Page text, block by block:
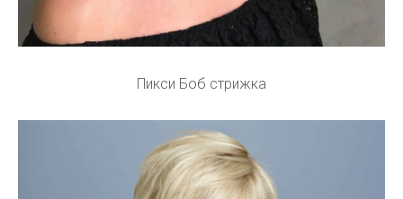
Пикси Боб стрижка